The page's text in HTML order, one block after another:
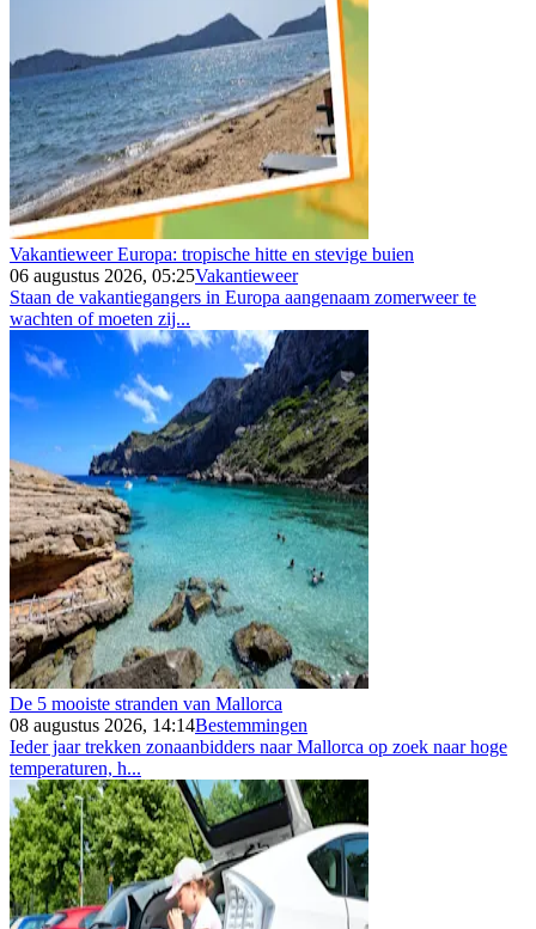
Vakantieweer Europa: tropische hitte en stevige buien
06 augustus 2026, 05:25Vakantieweer
Staan de vakantiegangers in Europa aangenaam zomerweer te
wachten of moeten zij...
De 5 mooiste stranden van Mallorca
08 augustus 2026, 14:14Bestemmingen
Ieder jaar trekken zonaanbidders naar Mallorca op zoek naar hoge
temperaturen, h...